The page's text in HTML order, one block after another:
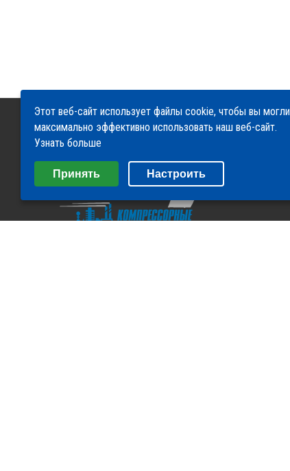
О компании Сервис
Доставка и оплата
Этот веб-сайт использует файлы cookie, чтобы вы могли
максимально эффективно использовать наш веб-сайт.
Узнать больше
Принять Настроить